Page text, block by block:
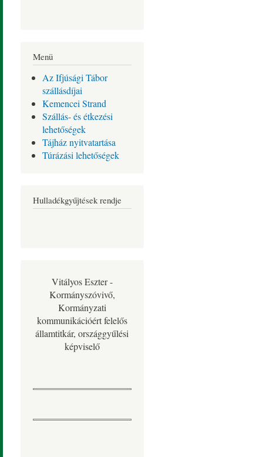
Menü
Az Ifjúsági Tábor
szállásdíjai
Kemencei Strand
Szállás- és étkezési
lehetőségek
Tájház nyitvatartása
Túrázási lehetőségek
Hulladékgyűjtések rendje
Vitályos Eszter -
Kormányszóvivő,
Kormányzati
kommunikációért felelős
államtitkár, országgyűlési
képviselő